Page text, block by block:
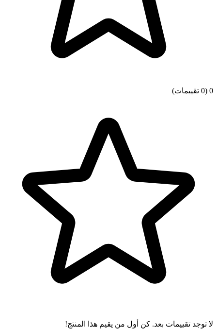
0 (0 تقييمات)
لا توجد تقييمات بعد. كن أول من يقيم هذا المنتج!